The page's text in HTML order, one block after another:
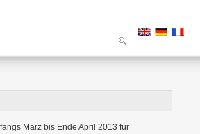
März bis Ende April 2013 für